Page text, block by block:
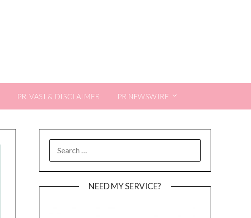
PRIVASI & DISCLAIMER PR NEWSWIRE
FOR:
NEED MY SERVICE?